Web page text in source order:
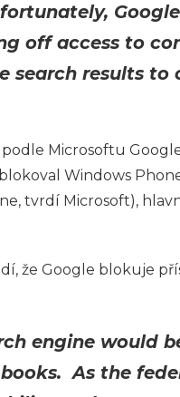
off access to
results to
Microsoftu
Windows
tvrdí Microsoft),
že Google blokuje
engine would
As the